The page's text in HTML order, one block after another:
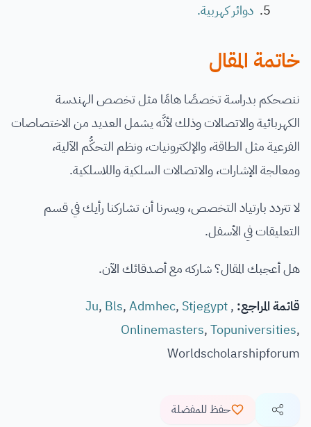
دوائر كهربية.
خاتمة المقال
ننصحكم بدراسة تخصصًا هامًا مثل تخصص الهندسة
الكهربائية والاتصالات وذلك لأنَّه يشمل العديد من الاختصاصات
الفرعية مثل الطاقة، والإلكترونيات، ونظم التحكُّم الآلية،
ومعالجة الإشارات، والاتصالات السلكية واللاسلكية.
لا تتردد بارتياد التخصص، ويسرنا أن تشاركنا رأيك في قسم
التعليقات في الأسفل.
هل أعجبك المقال؟ شاركه مع أصدقائك الآن.
قائمة المراجع:
, Bls,Admhec, Stjegypt,
Onlinemasters,Topuniversities,
Worldscholarshipforum
حفظ للمفضلة